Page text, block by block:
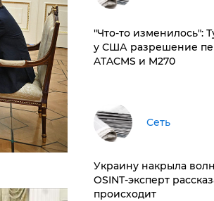
​"Что-то изменилось":
у США разрешение
ATACMS и M270
Сеть
​Украину накрыла
OSINT-эксперт
происходит